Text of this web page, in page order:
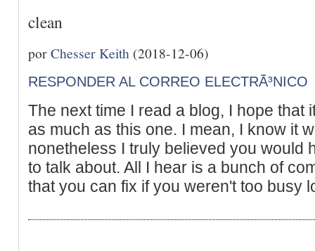
clean
porChesser Keith (2018-12-06)
RESPONDER AL CORREO ELECTRÃ³NICO
The next time I read a blog, I hope that
as much as this one. I mean, I know it
nonetheless I truly believed you would
to talk about. All I hear is a bunch of
that you can fix if you weren't too busy